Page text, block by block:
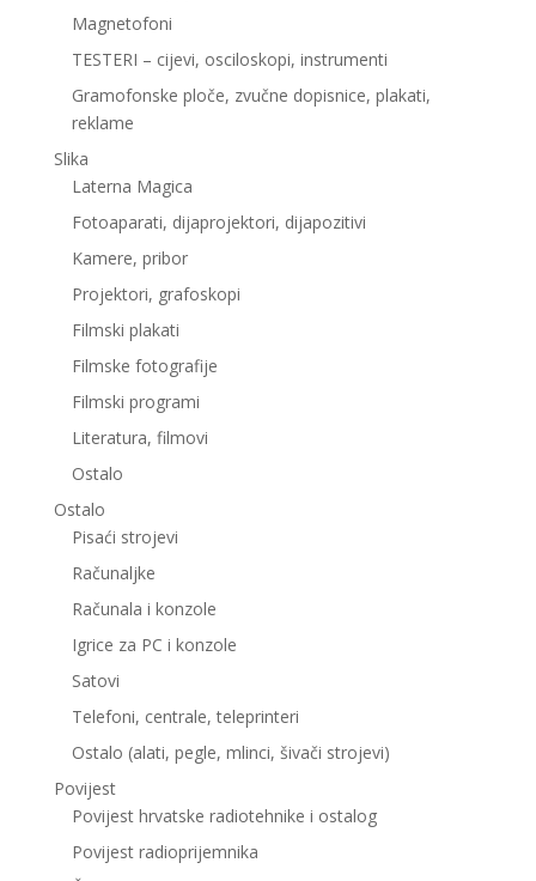
Magnetofoni
TESTERI – cijevi, osciloskopi, instrumenti
Gramofonske ploče, zvučne dopisnice, plakati,
reklame
Slika
Laterna Magica
Fotoaparati, dijaprojektori, dijapozitivi
Kamere, pribor
Projektori, grafoskopi
Filmski plakati
Filmske fotografije
Filmski programi
Literatura, filmovi
Ostalo
Ostalo
Pisaći strojevi
Računaljke
Računala i konzole
Igrice za PC i konzole
Satovi
Telefoni, centrale, teleprinteri
Ostalo (alati, pegle, mlinci, šivači strojevi)
Povijest
Povijest hrvatske radiotehnike i ostalog
Povijest radioprijemnika